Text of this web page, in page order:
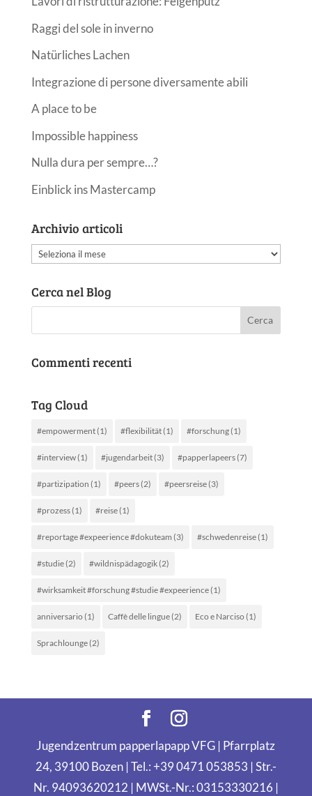
Raggi del sole in inverno
Natürliches Lachen
Integrazione di persone diversamente abili
A place to be
Impossible happiness
Nulla dura per sempre…?
Einblick ins Mastercamp
Archivio articoli
Archivio
Cerca nel Blog
Commenti recenti
Tag Cloud
#empowerment(1) #flexibilität(1) #forschung(1)
#interview(1) #jugendarbeit(3) #papperlapeers(7)
#partizipation (1) #peers(2) #peersreise(3)
#prozess(1) #reise(1)
#reportage #expeerience #dokuteam (3) #schwedenreise(1)
#studie(2) #wildnispädagogik(2)
#wirksamkeit #forschung #studie #expeerience(1)
anniversario (1) Caffè delle lingue(2) Eco e Narciso (1)
Sprachlounge(2)
Jugendzentrum papperlapapp VFG | Pfarrplatz
24, 39100 Bozen | Tel.: +39 0471 053853 | Str.-
Nr. 94093620212 | MWSt.-Nr.: 03153330216 |